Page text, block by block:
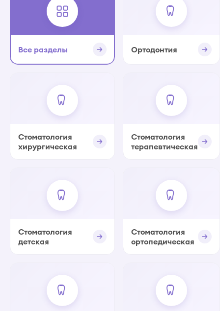
Все разделы Ортодонтия
Стоматология
хирургическая
Стоматология
терапевтическая
Стоматология
детская
Стоматология
ортопедическая